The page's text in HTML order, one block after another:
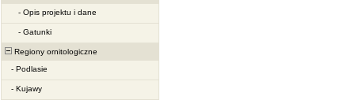
- Opis projektu i dane
- Gatunki
Regiony ornitologiczne
- Podlasie
- Kujawy